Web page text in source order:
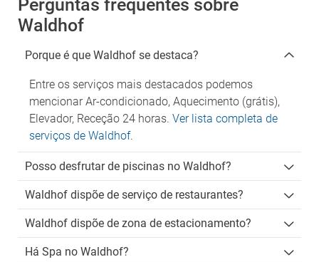
Perguntas frequentes sobre
Waldhof
Porque é que Waldhof se destaca?
Entre os serviços mais destacados podemos
mencionar Ar-condicionado, Aquecimento (grátis),
Elevador, Receção 24 horas. Ver lista completa de
serviços de Waldhof.
Posso desfrutar de piscinas no Waldhof?
Waldhof dispõe de serviço de restaurantes?
Waldhof dispõe de zona de estacionamento?
Há Spa no Waldhof?